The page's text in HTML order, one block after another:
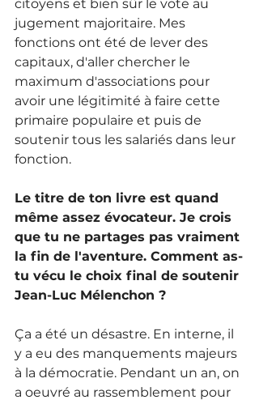
citoyens et bien sûr le vote au
jugement majoritaire. Mes
fonctions ont été de lever des
capitaux, d'aller chercher le
maximum d'associations pour
avoir une légitimité à faire cette
primaire populaire et puis de
soutenir tous les salariés dans leur
fonction.
Le titre de ton livre est quand
même assez évocateur. Je crois
que tu ne partages pas vraiment
la fin de l'aventure. Comment as-
tu vécu le choix final de soutenir
Jean-Luc Mélenchon ?
Ça a été un désastre. En interne, il
y a eu des manquements majeurs
à la démocratie. Pendant un an, on
a oeuvré au rassemblement pour